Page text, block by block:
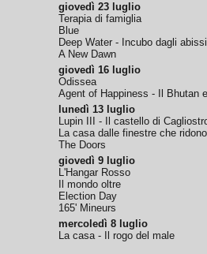
giovedì 23 luglio
Terapia di famiglia
Blue
Deep Water - Incubo dagli abissi
A New Dawn
giovedì 16 luglio
Odissea
Agent of Happiness - Il Bhutan
lunedì 13 luglio
Lupin III - Il castello di
La casa dalle finestre che ridono
The Doors
giovedì 9 luglio
L'Hangar Rosso
Il mondo oltre
Election Day
165' Mineurs
mercoledì 8 luglio
La casa - Il rogo del male